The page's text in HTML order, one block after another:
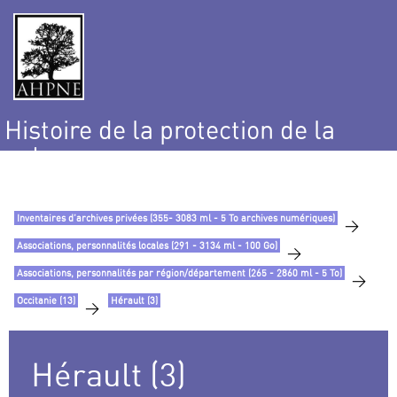
Histoire de la protection de la
nature
Inventaires d’archives privées (355- 3083 ml - 5 To archives numériques) >
Associations, personnalités locales (291 - 3134 ml - 100 Go) >
Associations, personnalités par région/département (265 - 2860 ml - 5 To) >
Occitanie (13) > Hérault (3)
Hérault (3)